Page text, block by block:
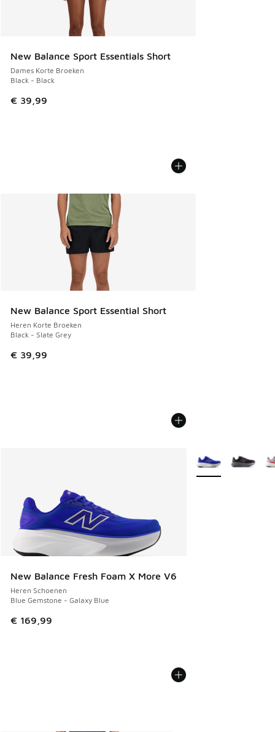
New Balance Sport Essentials Short
Dames Korte Broeken
Black - Black
€ 39,99
New Balance Sport Essential Short
Heren Korte Broeken
Black - Slate Grey
€ 39,99
New Balance Fresh Foam X More V6
Heren Schoenen
Blue Gemstone - Galaxy Blue
€ 169,99
Meer kleuren